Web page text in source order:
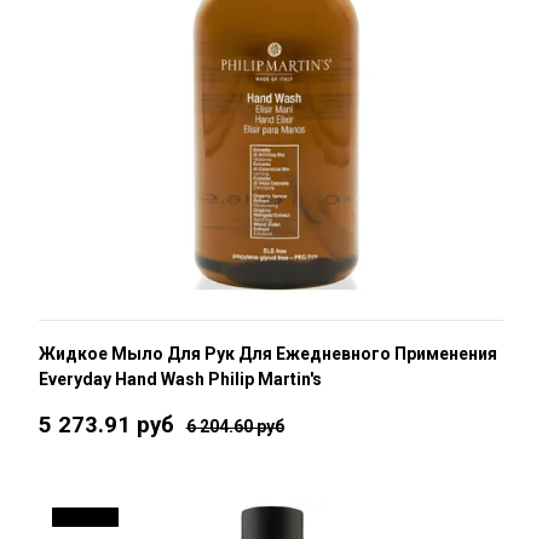
Жидкое Мыло Для Рук Для Ежедневного Применения
Everyday Hand Wash Philip Martin's
5 273.91 руб 6 204.60 руб